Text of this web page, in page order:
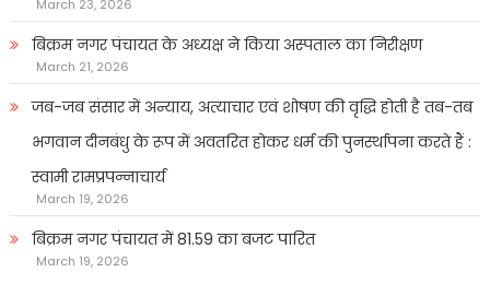
March 23, 2026
बिक्रम नगर पंचायत के अध्यक्ष ने किया अस्पताल का निरीक्षण
March 21, 2026
जब-जब संसार में अन्याय, अत्याचार एवं शोषण की वृद्धि होती है तब-तब
भगवान दीनबंधु के रूप में अवतरित होकर धर्म की पुनर्स्थापना करते हैं :
स्वामी रामप्रपन्नाचार्य
March 19, 2026
बिक्रम नगर पंचायत में 81.59 का बजट पारित
March 19, 2026